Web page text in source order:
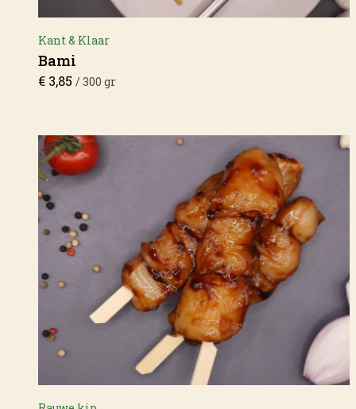
Kant & Klaar
Bami
€ 3,85 / 300 gr